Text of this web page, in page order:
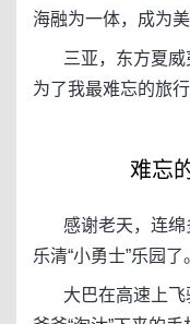
海融为一体，成为
三亚，东方夏威
为了我最难忘的旅行
难忘
感谢老天，连绵
乐清“小勇士”乐园了
大巴在高速上飞